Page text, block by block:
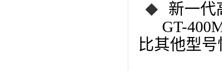
◆ 新一代
GT-
比其他型号